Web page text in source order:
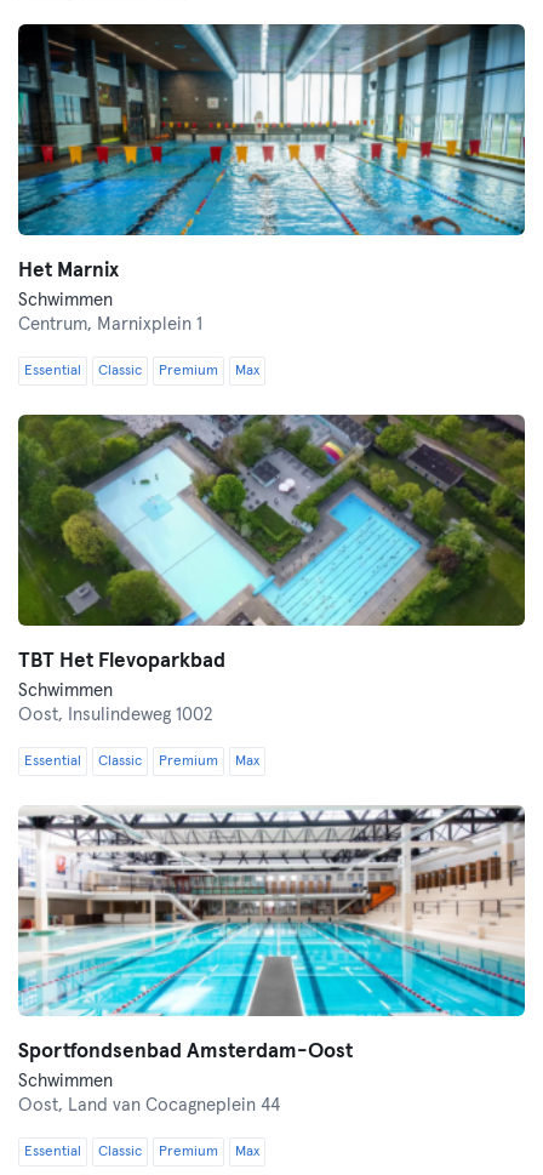
Het Marnix
Schwimmen
Centrum, Marnixplein 1
Essential Classic Premium Max
TBT Het Flevoparkbad
Schwimmen
Oost,
Insulindeweg 1002
Essential Classic Premium Max
Sportfondsenbad Amsterdam-Oost
Schwimmen
Oost, Land van Cocagneplein 44
Essential Classic Premium Max